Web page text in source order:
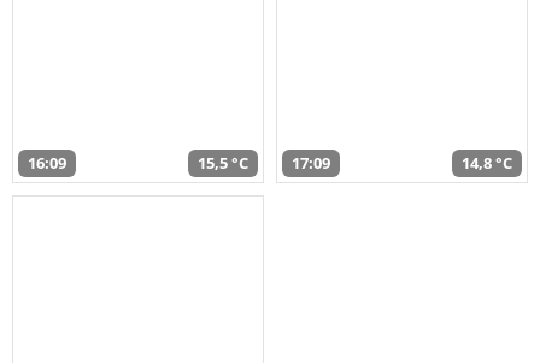
16:09 15,5 °C 17:09 14,8 °C